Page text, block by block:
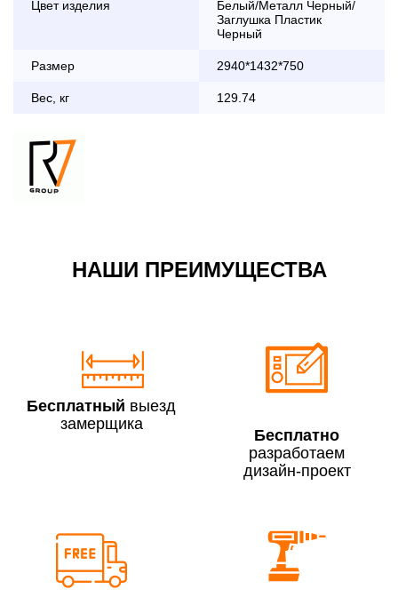
Цвет изделия
Белый/Металл Черный/
Заглушка Пластик
Черный
Размер 2940*1432*750
Вес, кг 129.74
дни с 8:30 до 18:00
2 000 руб.
Доставка по Московской области с 8:30 до 18:00
До 90 000 руб.
Свыше 300 000 руб.
НАШИ ПРЕИМУЩЕСТВА
Бесплатный выезд
замерщика
Бесплатно
разработаем
дизайн-проект